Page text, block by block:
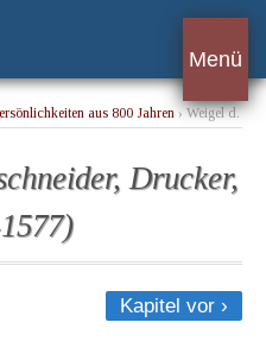
Menü
aus 800 Jahren › Weigel d.
Drucker,
Kapitel vor ›